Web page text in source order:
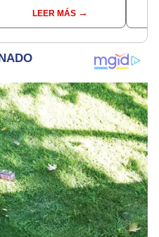
Indecopi multó a la
empresa con más de S/
LEER MÁS